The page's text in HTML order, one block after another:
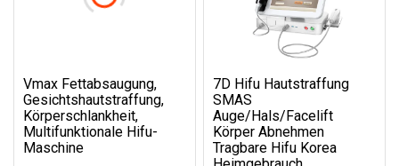
Vmax Fettabsaugung,
Gesichtshautstraffung,
Körperschlankheit,
Multifunktionale Hifu-
Maschine
7D Hifu Hautstraffung
SMAS
Auge/Hals/Facelift
Körper Abnehmen
Tragbare Hifu Korea